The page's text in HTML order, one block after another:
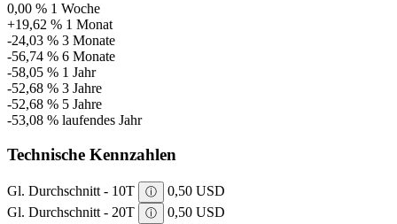
0,00 % 1 Woche
+19,62 % 1 Monat
-24,03 % 3 Monate
-56,74 % 6 Monate
-58,05 % 1 Jahr
-52,68 % 3 Jahre
-52,68 % 5 Jahre
-53,08 % laufendes Jahr
Technische Kennzahlen
Gl. Durchschnitt - 10T ⓘ
0,50 USD
Gl. Durchschnitt - 20T
ⓘ
0,50 USD